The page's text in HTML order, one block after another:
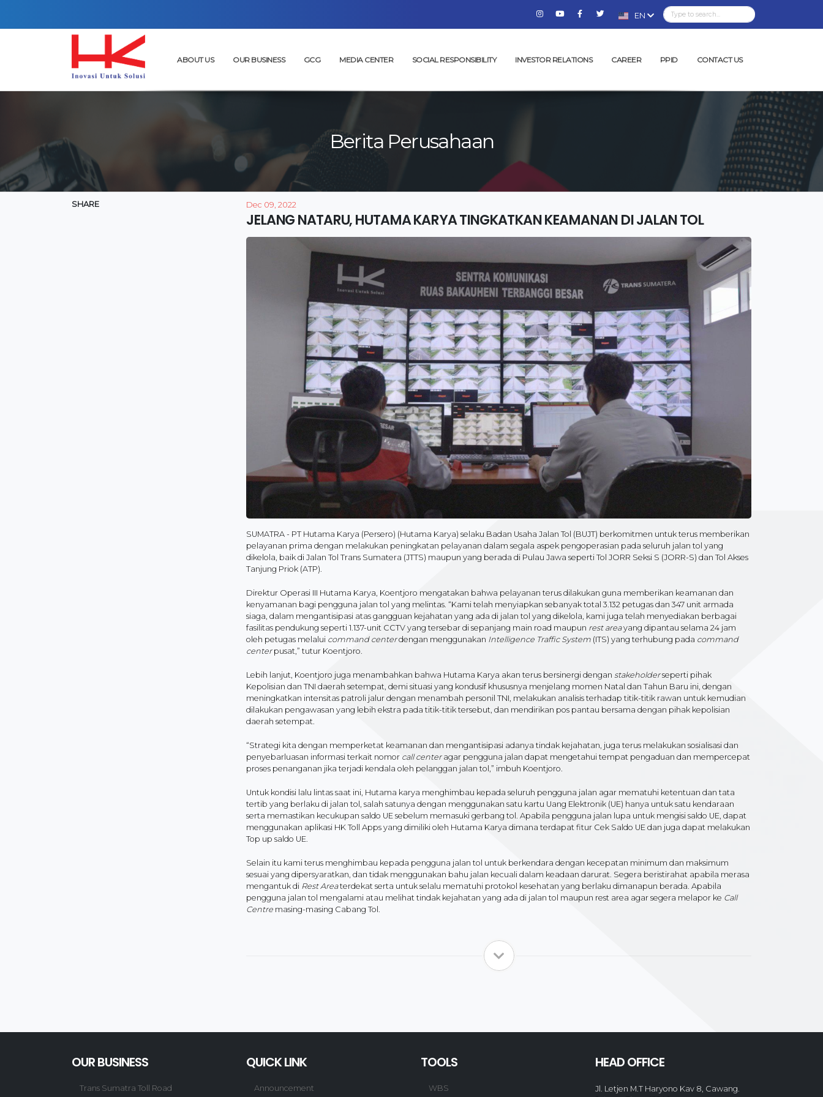
EN
ABOUT US OUR BUSINESS GCG MEDIA CENTER SOCIAL RESPONSIBILITY INVESTOR RELATIONS CAREER PPID CONTACT US
Berita Perusahaan
SHARE Dec 09, 2022
JELANG NATARU, HUTAMA KARYA TINGKATKAN KEAMANAN DI JALAN TOL
SUMATRA - PT Hutama Karya (Persero) (Hutama Karya) selaku Badan Usaha Jalan Tol (BUJT) berkomitmen untuk terus memberikan
pelayanan prima dengan melakukan peningkatan pelayanan dalam segala aspek pengoperasian pada seluruh jalan tol yang
dikelola, baik di Jalan Tol Trans Sumatera (JTTS) maupun yang berada di Pulau Jawa seperti Tol JORR Seksi S (JORR-S) dan Tol Akses
Tanjung Priok (ATP).
Direktur Operasi III Hutama Karya, Koentjoro mengatakan bahwa pelayanan terus dilakukan guna memberikan keamanan dan
kenyamanan bagi pengguna jalan tol yang melintas. “Kami telah menyiapkan sebanyak total 3.132 petugas dan 347 unit armada
siaga, dalam mengantisipasi atas gangguan kejahatan yang ada di jalan tol yang dikelola, kami juga telah menyediakan berbagai
fasilitas pendukung seperti 1.137-unit CCTV yang tersebar di sepanjang main road maupun rest areayang dipantau selama 24 jam
oleh petugas melalui command centerdengan menggunakan Intelligence Traffic System (ITS) yang terhubung pada command
center pusat,” tutur Koentjoro.
Lebih lanjut, Koentjoro juga menambahkan bahwa Hutama Karya akan terus bersinergi dengan stakeholderseperti pihak
Kepolisian dan TNI daerah setempat, demi situasi yang kondusif khususnya menjelang momen Natal dan Tahun Baru ini, dengan
meningkatkan intensitas patroli jalur dengan menambah personil TNI, melakukan analisis terhadap titik-titik rawan untuk kemudian
dilakukan pengawasan yang lebih ekstra pada titik-titik tersebut, dan mendirikan pos pantau bersama dengan pihak kepolisian
daerah setempat.
“Strategi kita dengan memperketat keamanan dan mengantisipasi adanya tindak kejahatan, juga terus melakukan sosialisasi dan
penyebarluasan informasi terkait nomor call centeragar pengguna jalan dapat mengetahui tempat pengaduan dan mempercepat
proses penanganan jika terjadi kendala oleh pelanggan jalan tol,” imbuh Koentjoro.
Untuk kondisi lalu lintas saat ini, Hutama karya menghimbau kepada seluruh pengguna jalan agar mematuhi ketentuan dan tata
tertib yang berlaku di jalan tol, salah satunya dengan menggunakan satu kartu Uang Elektronik (UE) hanya untuk satu kendaraan
serta memastikan kecukupan saldo UE sebelum memasuki gerbang tol. Apabila pengguna jalan lupa untuk mengisi saldo UE, dapat
menggunakan aplikasi HK Toll Apps yang dimiliki oleh Hutama Karya dimana terdapat fitur Cek Saldo UE dan juga dapat melakukan
Top up saldo UE.
Selain itu kami terus menghimbau kepada pengguna jalan tol untuk berkendara dengan kecepatan minimum dan maksimum
sesuai yang dipersyaratkan, dan tidak menggunakan bahu jalan kecuali dalam keadaan darurat. Segera beristirahat apabila merasa
mengantuk di Rest Areaterdekat serta untuk selalu mematuhi protokol kesehatan yang berlaku dimanapun berada. Apabila
pengguna jalan tol mengalami atau melihat tindak kejahatan yang ada di jalan tol maupun rest area agar segera melapor ke Call
Centre masing-masing Cabang Tol.
OUR BUSINESS
Trans Sumatra Toll Road
QUICK LINK
Announcement
TOOLS
WBS
HEAD OFFICE
Jl. Letjen M.T Haryono Kav 8, Cawang.